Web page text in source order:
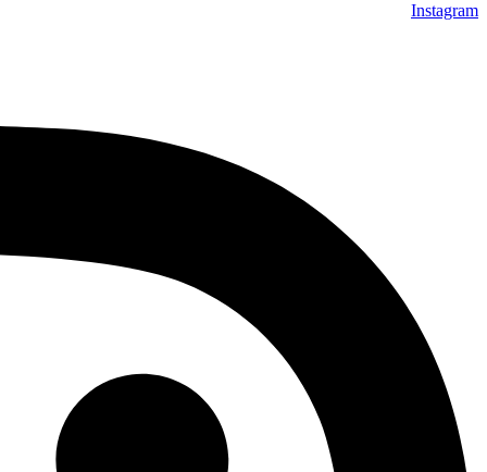
Instagram